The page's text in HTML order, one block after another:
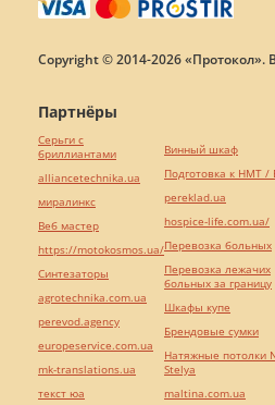
Copyright © 2014-2026
Партнёры
Серьги с
бриллиантами
alliancetechnika.ua
миралинкс
Веб мастер
https://motokosmos.ua/
Синтезаторы
agrotechnika.com.ua
perevod.agency
europeservice.com.ua
mk-translations.ua
текст юа
Винный шкаф
Подготовка к НМТ /
pereklad.ua
hospice-life.com.ua/
Перевозка больных
Перевозка лежачих
больных за границу
Шкафы купе
Брендовые сумки
Натяжные потолки
Stelya
maltina.com.ua